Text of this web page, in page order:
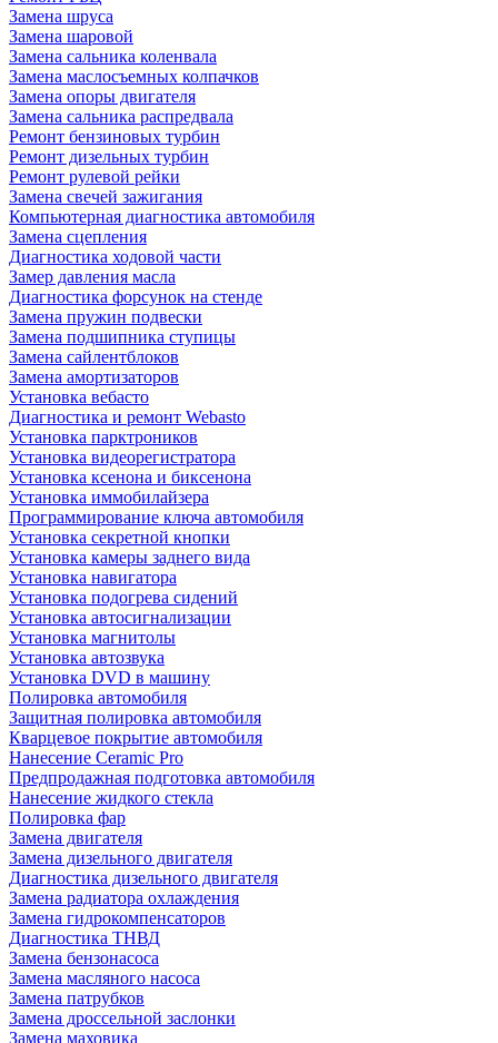
Замена шруса
Замена шаровой
Замена сальника коленвала
Замена маслосъемных колпачков
Замена опоры двигателя
Замена сальника распредвала
Ремонт бензиновых турбин
Ремонт дизельных турбин
Ремонт рулевой рейки
Замена свечей зажигания
Компьютерная диагностика автомобиля
Замена сцепления
Диагностика ходовой части
Замер давления масла
Диагностика форсунок на стенде
Замена пружин подвески
Замена подшипника ступицы
Замена сайлентблоков
Замена амортизаторов
Установка вебасто
Диагностика и ремонт Webasto
Установка парктроников
Установка видеорегистратора
Установка ксенона и биксенона
Установка иммобилайзера
Программирование ключа автомобиля
Установка секретной кнопки
Установка камеры заднего вида
Установка навигатора
Установка подогрева сидений
Установка автосигнализации
Установка магнитолы
Установка автозвука
Установка DVD в машину
Полировка автомобиля
Защитная полировка автомобиля
Кварцевое покрытие автомобиля
Нанесение Ceramic Pro
Предпродажная подготовка автомобиля
Нанесение жидкого стекла
Полировка фар
Замена двигателя
Замена дизельного двигателя
Диагностика дизельного двигателя
Замена радиатора охлаждения
Замена гидрокомпенсаторов
Диагностика ТНВД
Замена бензонасоса
Замена масляного насоса
Замена патрубков
Замена дроссельной заслонки
Замена маховика